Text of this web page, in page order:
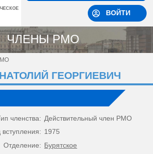
ВОЙТИ
ЧЛЕНЫ РМО
ГЕОРГИЕВИЧ
членства: Действительный член РМО
вступления: 1975
Отделение: Бурятское